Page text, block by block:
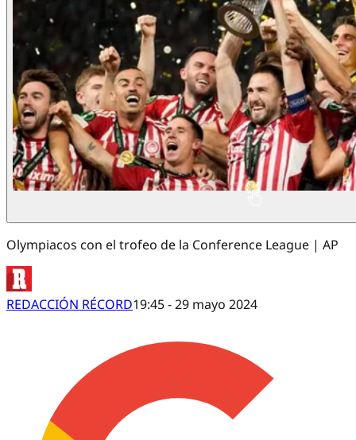
Olympiacos con el trofeo de la Conference League | AP
REDACCIÓN RÉCORD19:45 - 29 mayo 2024